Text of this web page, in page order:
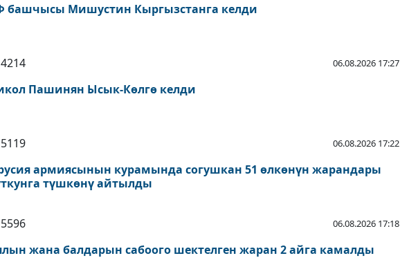
башчысы Мишустин Кыргызстанга келди
4214 06.08.2026 17:27
Пашинян Ысык-Көлгө келди
5119 06.08.2026 17:22
армиясынын курамында согушкан 51 өлкөнүн жарандары
түшкөнү айтылды
5596 06.08.2026 17:18
жана балдарын сабоого шектелген жаран 2 айга камалды